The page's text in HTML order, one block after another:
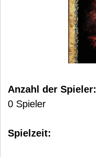
Anzahl der Spieler:
0 Spieler
Spielzeit: